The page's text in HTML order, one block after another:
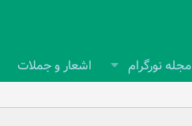
مجله نورگرام اشعار و جملات